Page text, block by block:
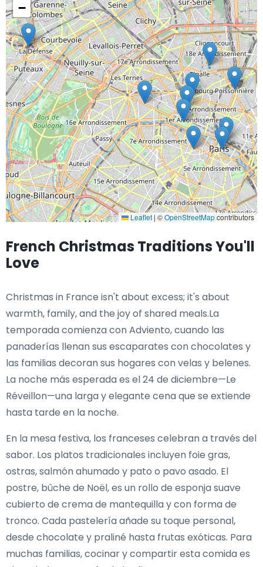
−
Leaflet|©OpenStreetMapcontributors
French Christmas Traditions You'll
Love
Christmas in France isn't about excess; it's about
warmth, family, and the joy of shared meals.La
temporada comienza con Adviento, cuando las
panaderías llenan sus escaparates con chocolates y
las familias decoran sus hogares con velas y belenes.
La noche más esperada es el 24 de diciembre—Le
Réveillon—una larga y elegante cena que se extiende
hasta tarde en la noche.
En la mesa festiva, los franceses celebran a través del
sabor. Los platos tradicionales incluyen foie gras,
ostras, salmón ahumado y pato o pavo asado. El
postre, bûche de Noël, es un rollo de esponja suave
cubierto de crema de mantequilla y con forma de
tronco. Cada pastelería añade su toque personal,
desde chocolate y praliné hasta frutas exóticas. Para
muchas familias, cocinar y compartir esta comida es